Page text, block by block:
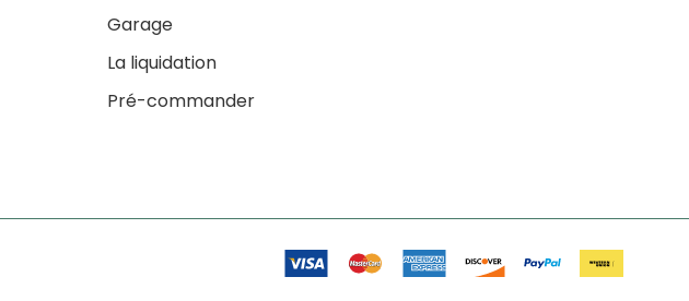
Garage
La liquidation
Pré-commander